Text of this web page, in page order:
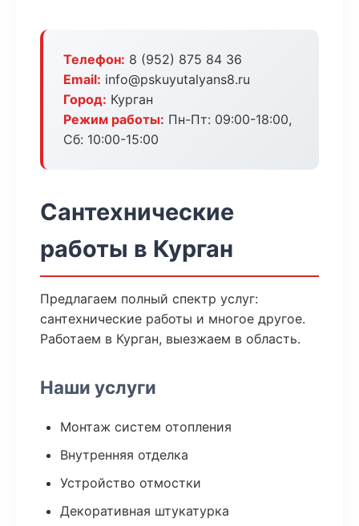
Телефон: 8 (952) 875 84 36
Email: info@pskuyutalyans8.ru
Город: Курган
Режим работы: Пн-Пт: 09:00-18:00,
Сб: 10:00-15:00
Сантехнические
работы в Курган
Предлагаем полный спектр услуг:
сантехнические работы и многое другое.
Работаем в Курган, выезжаем в область.
Наши услуги
Монтаж систем отопления
Внутренняя отделка
Устройство отмостки
Декоративная штукатурка